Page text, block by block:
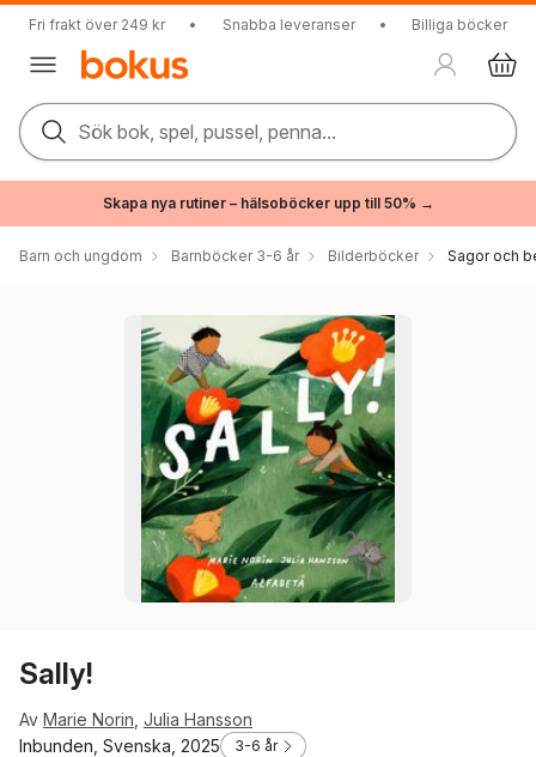
Fri frakt över 249 kr • Snabba leveranser • Billiga böcker
Sök bok, spel, pussel, penna...
Skapa nya rutiner – hälsoböcker upp till 50% →
Barn och ungdom Barnböcker 3-6 år Bilderböcker Sagor och
Sally!
Av Marie Norin Julia Hansson
Inbunden, Svenska, 2025
3-6 år